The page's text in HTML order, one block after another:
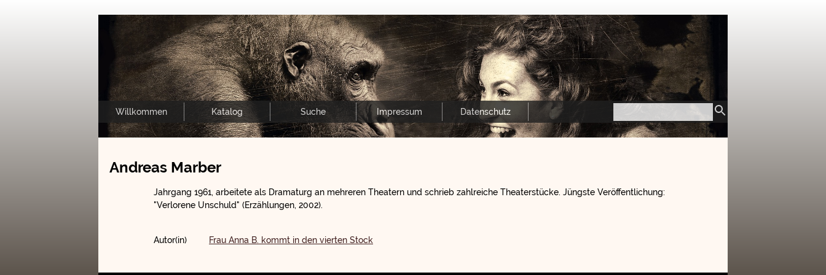
Willkommen Katalog Suche Impressum Datenschutz
Andreas Marber
Jahrgang 1961, arbeitete als Dramaturg an mehreren Theatern und schrieb zahlreiche Theaterstücke. Jüngste Veröffentlichung:
"Verlorene Unschuld" (Erzählungen, 2002).
Autor(in) Frau Anna B. kommt in den vierten Stock